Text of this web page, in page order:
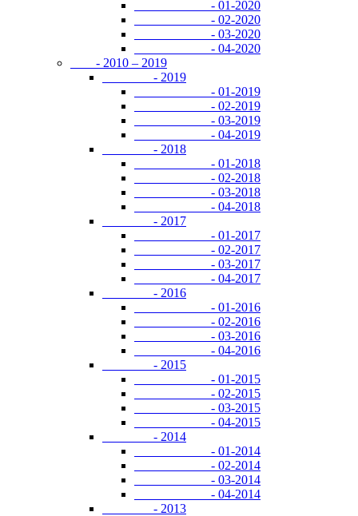
- 01-2020
- 02-2020
- 03-2020
- 04-2020
- 2010 – 2019
- 2019
- 01-2019
- 02-2019
- 03-2019
- 04-2019
- 2018
- 01-2018
- 02-2018
- 03-2018
- 04-2018
- 2017
- 01-2017
- 02-2017
- 03-2017
- 04-2017
- 2016
- 01-2016
- 02-2016
- 03-2016
- 04-2016
- 2015
- 01-2015
- 02-2015
- 03-2015
- 04-2015
- 2014
- 01-2014
- 02-2014
- 03-2014
- 04-2014
- 2013